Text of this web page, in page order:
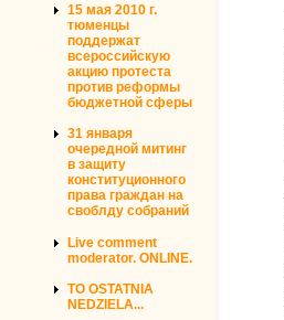
15 мая 2010 г.
тюменцы
поддержат
всероссийскую
акцию протеста
против реформы
бюджетной сферы
31 января
очередной митинг
в защиту
конституционного
права граждан на
своблду собраний
Live comment
moderator. ONLINE.
TO OSTATNIA
NEDZIELA...